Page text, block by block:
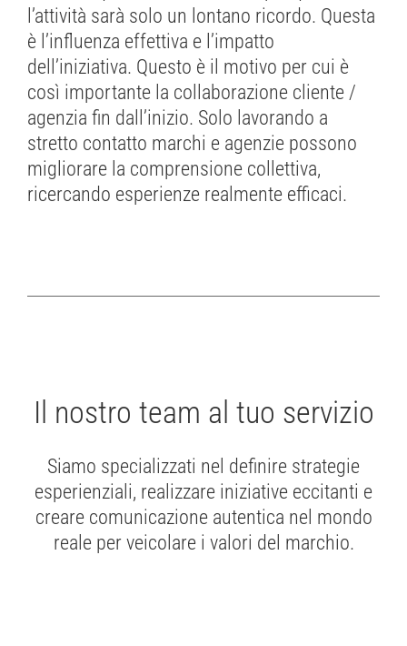
l’attività sarà solo un lontano ricordo. Questa
è l’influenza effettiva e l’impatto
dell’iniziativa. Questo è il motivo per cui è
così importante la collaborazione cliente /
agenzia fin dall’inizio. Solo lavorando a
stretto contatto marchi e agenzie possono
migliorare la comprensione collettiva,
ricercando esperienze realmente efficaci.
Il nostro team al tuo servizio
Siamo specializzati nel definire strategie
esperienziali, realizzare iniziative eccitanti e
creare comunicazione autentica nel mondo
reale per veicolare i valori del marchio.